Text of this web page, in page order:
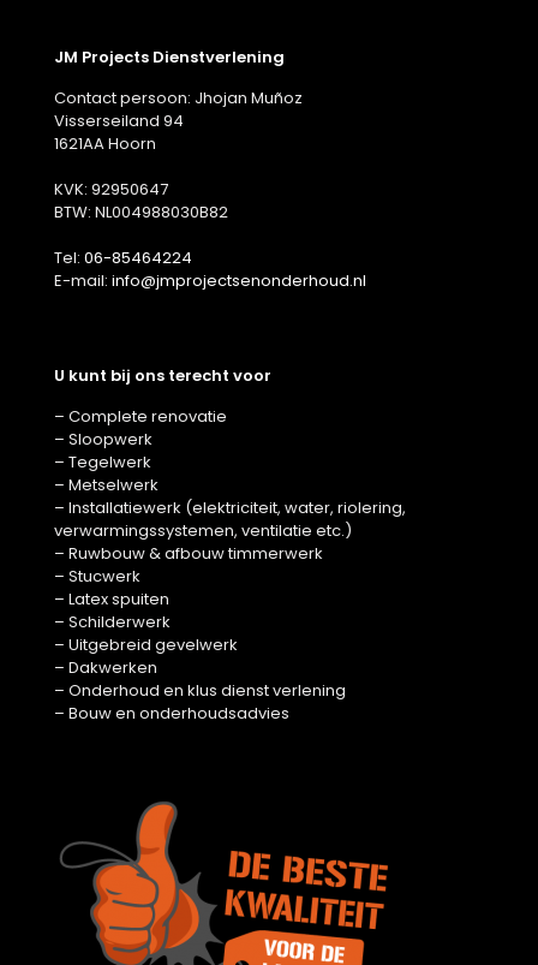
JM Projects Dienstverlening
Contact persoon: Jhojan Muñoz
Visserseiland 94
1621AA Hoorn
KVK: 92950647
BTW: NL004988030B82
Tel: 06-85464224
E-mail: info@jmprojectsenonderhoud.nl
U kunt bij ons terecht voor
– Complete renovatie
– Sloopwerk
– Tegelwerk
– Metselwerk
– Installatiewerk (elektriciteit, water, riolering,
verwarmingssystemen, ventilatie etc.)
– Ruwbouw & afbouw timmerwerk
– Stucwerk
– Latex spuiten
– Schilderwerk
– Uitgebreid gevelwerk
– Dakwerken
– Onderhoud en klus dienst verlening
– Bouw en onderhoudsadvies